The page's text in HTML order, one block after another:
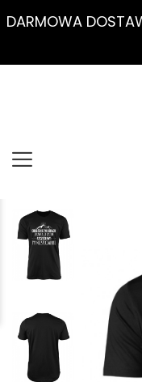
DARMOWA